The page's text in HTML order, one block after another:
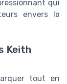
qui
envers la
Keith
tout en